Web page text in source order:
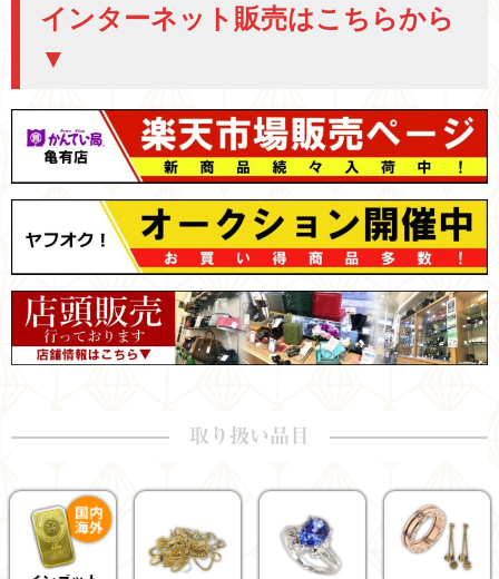
インターネット販売はこちらから
▼
取り扱い品目